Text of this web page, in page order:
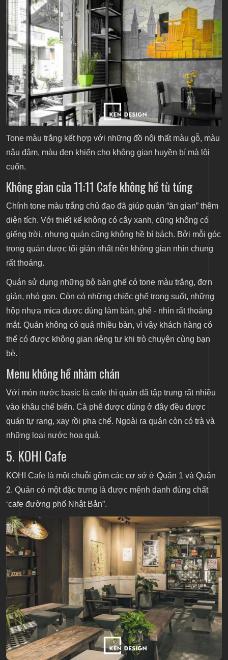
Tone màu trắng kết hợp với những đồ nội thất màu gỗ, màu
nâu đậm, màu đen khiến cho không gian huyền bí mà lôi
cuốn.
Không gian của 11:11 Cafe không hề tù túng
Chính tone màu trắng chủ đạo đã giúp quán “ăn gian” thêm
diện tích. Với thiết kế không có cây xanh, cũng không có
giếng trời, nhưng quán cũng không hề bí bách. Bởi mỗi góc
trong quán được tối giản nhất nên không gian nhìn chung
rất thoáng.
Quán sử dụng những bộ bàn ghế có tone màu trắng, đơn
giản, nhỏ gọn. Còn có những chiếc ghế trong suốt, những
hộp nhựa mica được dùng làm bàn, ghế - nhìn rất thoáng
mắt. Quán không có quá nhiều bàn, vì vậy khách hàng có
thể có được không gian riêng tư khi trò chuyện cùng bạn
bè.
Menu không hề nhàm chán
Với món nước basic là cafe thì quán đã tập trung rất nhiều
vào khâu chế biến. Cà phê được dùng ở đây đều được
quán tự rang, xay rồi pha chế. Ngoài ra quán còn có trà và
những loại nước hoa quả.
5. KOHI Cafe
KOHI Cafe là một chuỗi gồm các cơ sở ở Quận 1 và Quận
2. Quán có một đặc trưng là được mệnh danh đúng chất
‘cafe đường phố Nhật Bản”.